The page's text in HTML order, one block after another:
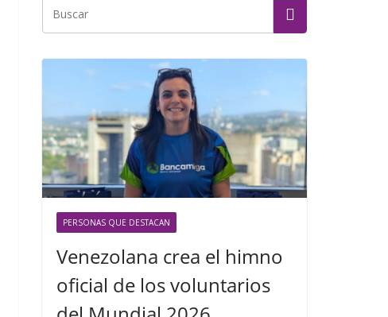
PERSONAS QUE DESTACAN
Venezolana crea el himno
oficial de los voluntarios